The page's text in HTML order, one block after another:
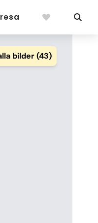
bilder (43)